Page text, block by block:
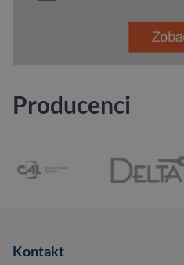
Producenci
Kontakt